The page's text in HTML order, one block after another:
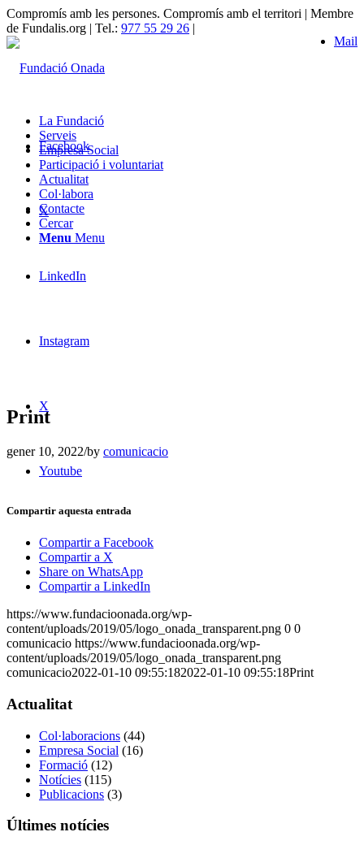
Compromís amb les persones. Compromís amb el territori | Membre
de Fundalis.org | Tel.: 977 55 29 26 |
Mail
Facebook
X
LinkedIn
Instagram
X
Youtube
La Fundació
Serveis
Empresa Social
Participació i voluntariat
Actualitat
Col·labora
Contacte
Cercar
Menu Menu
Print
gener 10, 2022/by comunicacio
Compartir aquesta entrada
Compartir a Facebook
Compartir a X
Share on WhatsApp
Compartir a LinkedIn
https://www.fundacioonada.org/wp-
content/uploads/2019/05/logo_onada_transparent.png 0 0
comunicacio https://www.fundacioonada.org/wp-
content/uploads/2019/05/logo_onada_transparent.png
comunicacio2022-01-10 09:55:182022-01-10 09:55:18Print
Actualitat
Col·laboracions (44)
Empresa Social (16)
Formació (12)
Notícies (115)
Publicacions (3)
Últimes notícies